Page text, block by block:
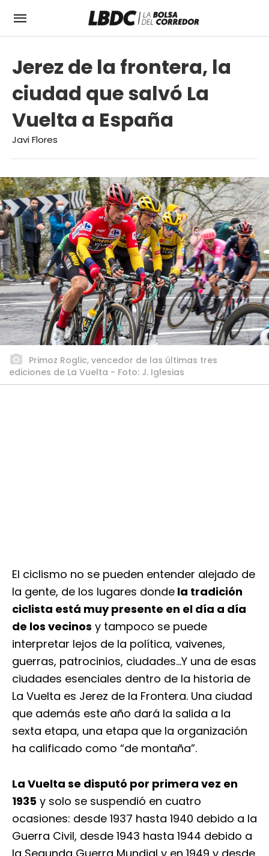
Jerez de la frontera, la
ciudad que salvó La
Vuelta a España
Javi Flores
Primoz Roglic, vencedor de las últimas tres
ediciones de La Vuelta - Foto: J. Iglesias
El ciclismo no se pueden entender alejado de
la gente, de los lugares donde la tradición
ciclista está muy presente en el día a día
de los vecinos y tampoco se puede
interpretar lejos de la política, vaivenes,
guerras, patrocinios, ciudades…Y una de esas
ciudades esenciales dentro de la historia de
La Vuelta es Jerez de la Frontera. Una ciudad
que además este año dará la salida a la
sexta etapa, una etapa que la organización
ha calificado como “de montaña”.
La Vuelta se disputó por primera vez en
1935 y solo se suspendió en cuatro
ocasiones: desde 1937 hasta 1940 debido a la
Guerra Civil, desde 1943 hasta 1944 debido a